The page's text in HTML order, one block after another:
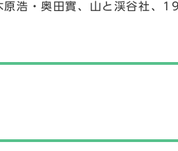
浩・奥田實、山と渓谷社、